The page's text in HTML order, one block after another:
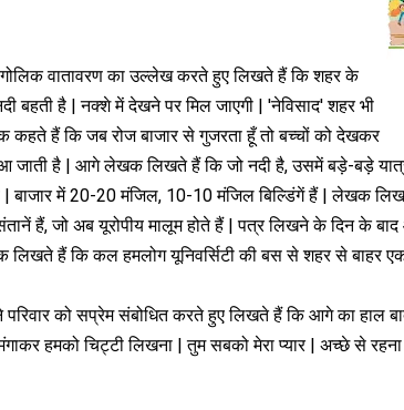
वातावरण का उल्लेख करते हुए लिखते हैं कि शहर के
बहती है | नक्शे में देखने पर मिल जाएगी | 'नेविसाद' शहर भी
कहते हैं कि जब रोज बाजार से गुजरता हूँ तो बच्चों को देखकर
आ जाती है | आगे लेखक लिखते हैं कि जो नदी है, उसमें बड़े-बड़े
बाजार में 20-20 मंजिल, 10-10 मंजिल बिल्डिंगें हैं | लेखक
हैं, जो अब यूरोपीय मालूम होते हैं | पत्र लिखने के दिन के
हैं कि कल हमलोग यूनिवर्सिटी की बस से शहर से बाहर एक
को सप्रेम संबोधित करते हुए लिखते हैं कि आगे का हाल
हमको चिट्टी लिखना | तुम सबको मेरा प्यार | अच्छे से